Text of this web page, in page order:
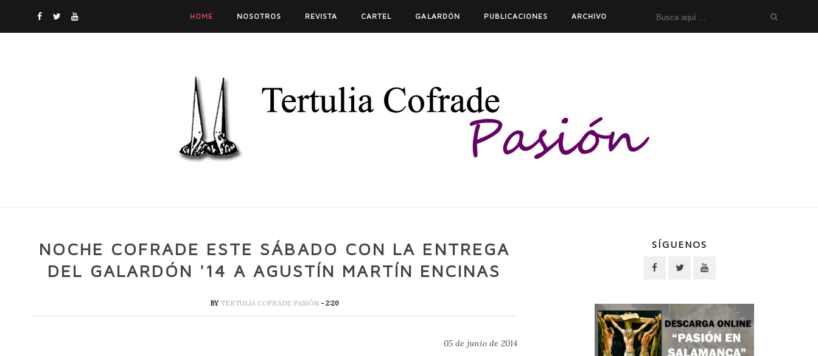
HOME NOSOTROS REVISTA CARTEL GALARDÓN PUBLICACIONES ARCHIVO
NOCHE COFRADE ESTE SÁBADO CON LA ENTREGA
DEL GALARDÓN '14 A AGUSTÍN MARTÍN ENCINAS
BY TERTULIA COFRADE PASIÓN - 2:20
05 de junio de 2014
SÍGUENOS